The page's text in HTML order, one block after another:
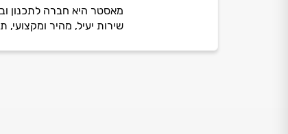
מאסטר היא חברה לתכנון
שירות יעיל, מהיר ומקצועי,